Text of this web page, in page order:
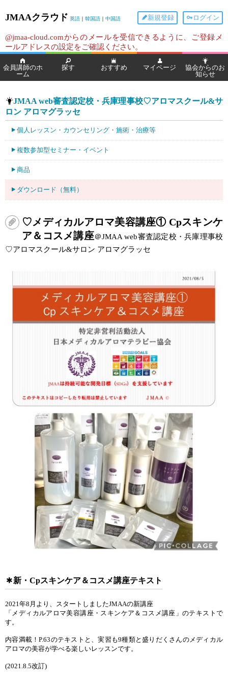
JMAAクラウド 英語 ｜ 韓国語 ｜ 中国語 ログイン
新規登録
@jmaa-cloud.comからのメールを受信できるように、ご登録メ
ールアドレスの設定をご確認ください。
会員講師のホ
ーム
探す おすすめ マイページ
協会からのお
知らせ
JMAA web審査認定校・兵庫理事校♡アロマスクール&サ
ロン アロマグラッセ
個人レッスン・カウンセリング・施術・治療等
複数参加型セミナー・イベント
商品
ダウンロード（無料）
♡メディカルアロマ美容講座① Cpスキンケ
ア＆コスメ講座＠JMAA web審査認定校・兵庫理事校
♡アロマスクール&サロン アロマグラッセ
新・Cpスキンケア＆コスメ講座テキスト
2021年8月より、スタートしましたJMAAの新講座
「メディカルアロマ美容講座・スキンケア＆コスメ講座」のテキストで
す。
内容満載！P.63のテキストと、実習も9種類と盛りだくさんのメディカル
アロマの美容が学べる楽しいレッスンです。
(2021.8.5改訂)